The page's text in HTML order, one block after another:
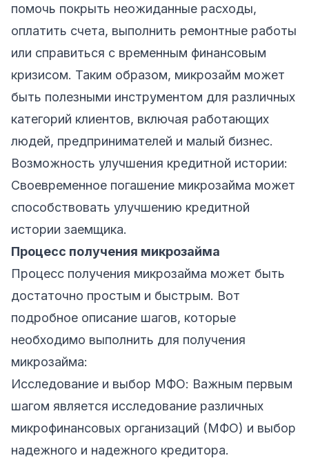
помочь покрыть неожиданные расходы,
оплатить счета, выполнить ремонтные работы
или справиться с временным финансовым
кризисом. Таким образом, микрозайм может
быть полезными инструментом для различных
категорий клиентов, включая работающих
людей, предпринимателей и малый бизнес.
Возможность улучшения кредитной истории:
Своевременное погашение микрозайма может
способствовать улучшению кредитной
истории заемщика.
Процесс получения микрозайма
Процесс получения микрозайма может быть
достаточно простым и быстрым. Вот
подробное описание шагов, которые
необходимо выполнить для получения
микрозайма:
Исследование и выбор МФО: Важным первым
шагом является исследование различных
микрофинансовых организаций (МФО) и выбор
надежного и надежного кредитора.